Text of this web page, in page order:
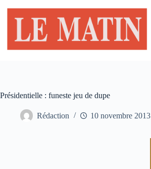
contenu
Présidentielle : funeste jeu de dupe
Rédaction 10 novembre 2013